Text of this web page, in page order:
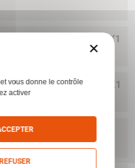
CARA LUPO OPTIFADE OP 308W 5CP 56 CM 14X1
CARA LUPO OPTIFADE OP 30-06 5CP 56 CM 14X1
5CP 56 CM
×
vous donne le contrôle
activer